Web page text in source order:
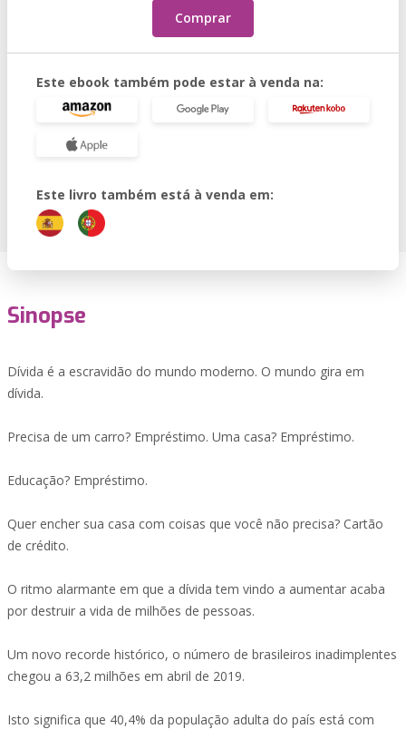
Comprar
Este ebook também pode estar à venda na:
Este livro também está à venda em:
Sinopse
Dívida é a escravidão do mundo moderno. O mundo gira em
dívida.
Precisa de um carro? Empréstimo. Uma casa? Empréstimo.
Educação? Empréstimo.
Quer encher sua casa com coisas que você não precisa? Cartão
de crédito.
O ritmo alarmante em que a dívida tem vindo a aumentar acaba
por destruir a vida de milhões de pessoas.
Um novo recorde histórico, o número de brasileiros inadimplentes
chegou a 63,2 milhões em abril de 2019.
Isto significa que 40,4% da população adulta do país está com